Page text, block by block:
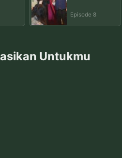
Episode 8
Untukmu